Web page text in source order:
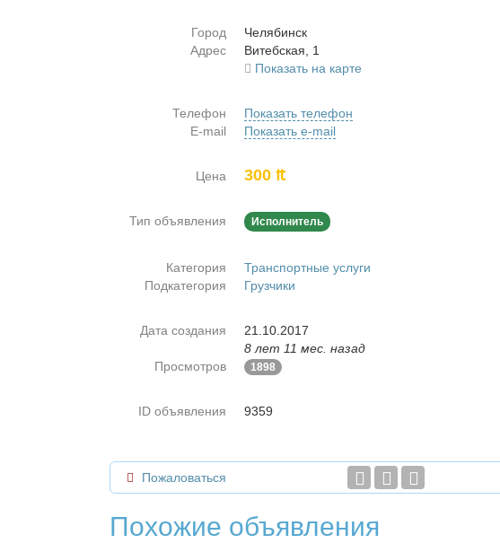
Город
Че­ля­бинск
Адрес
Ви­теб­ская, 1
Показать на карте
Телефон
Показать телефон
E-mail
Показать e-mail
Цена 300 ₶
Тип объявления Исполнитель
Категория
Транспортные услуги
Подкатегория
Грузчики
Дата создания
21.10.2017
8 лет 11 мес. назад
Просмотров
1898
ID объявления 9359
Пожаловаться
Похожие объявления